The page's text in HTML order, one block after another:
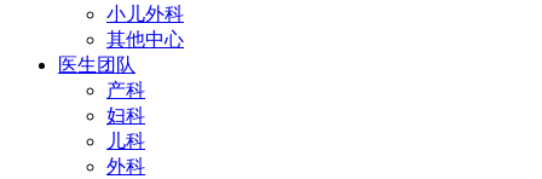
小儿外科
其他中心
医生团队
产科
妇科
儿科
外科